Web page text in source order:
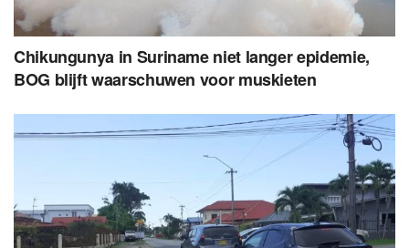
Chikungunya in Suriname niet langer epidemie,
BOG blijft waarschuwen voor muskieten